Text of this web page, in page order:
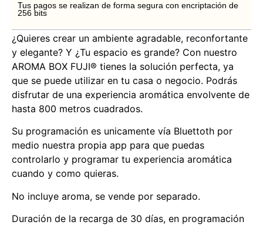
Tus pagos se realizan de forma segura con encriptación de
256 bits
¿Quieres crear un ambiente agradable, reconfortante
y elegante? Y ¿Tu espacio es grande? Con nuestro
AROMA BOX FUJI® tienes la solución perfecta, ya
que se puede utilizar en tu casa o negocio. Podrás
disfrutar de una experiencia aromática envolvente de
hasta 800 metros cuadrados.
Su programación es unicamente vía Bluettoth por
medio nuestra propia app para que puedas
controlarlo y programar tu experiencia aromática
cuando y como quieras.
No incluye aroma, se vende por separado.
Duración de la recarga de 30 días, en programación